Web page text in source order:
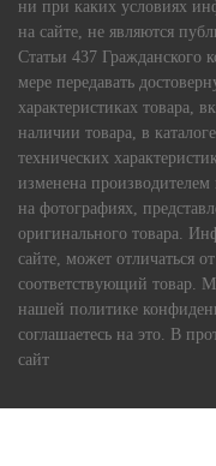
ни при каких условиях
на сайте, не являются
Статьи 437 Гражданского
мере передавать
характеристиках товара,
наличии товара, в
технических
изменена
на фотографиях,
оригинального товара.
сайте, может отличаться
соответствующий товар.
нашей политике
соглашаетесь на это. В
сайт